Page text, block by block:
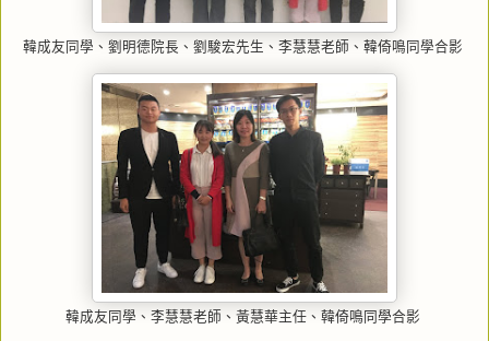
韓成友同學、劉明德院長、劉駿宏先生、李慧慧老師、韓倚鳴同學合影
韓成友同學、李慧慧老師、黃慧華主任、韓倚鳴同學合影